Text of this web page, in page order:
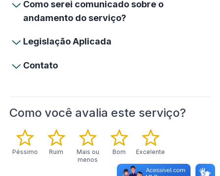
Como serei comunicado sobre o
andamento do serviço?
Legislação Aplicada
Contato
Como você avalia este serviço?
Péssimo Ruim
Mais ou
menos
Bom Excelente